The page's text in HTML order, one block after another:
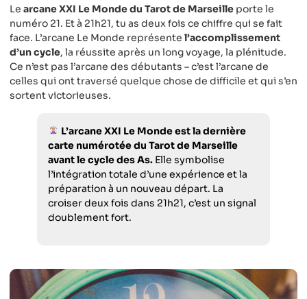
Le arcane XXI Le Monde du Tarot de Marseille porte le
numéro 21. Et à 21h21, tu as deux fois ce chiffre qui se fait
face. L’arcane Le Monde représente l’accomplissement
d’un cycle, la réussite après un long voyage, la plénitude.
Ce n’est pas l’arcane des débutants – c’est l’arcane de
celles qui ont traversé quelque chose de difficile et qui s’en
sortent victorieuses.
L’arcane XXI Le Monde est la dernière
carte numérotée du Tarot de Marseille
avant le cycle des As. Elle symbolise
l’intégration totale d’une expérience et la
préparation à un nouveau départ. La
croiser deux fois dans 21h21, c’est un signal
doublement fort.